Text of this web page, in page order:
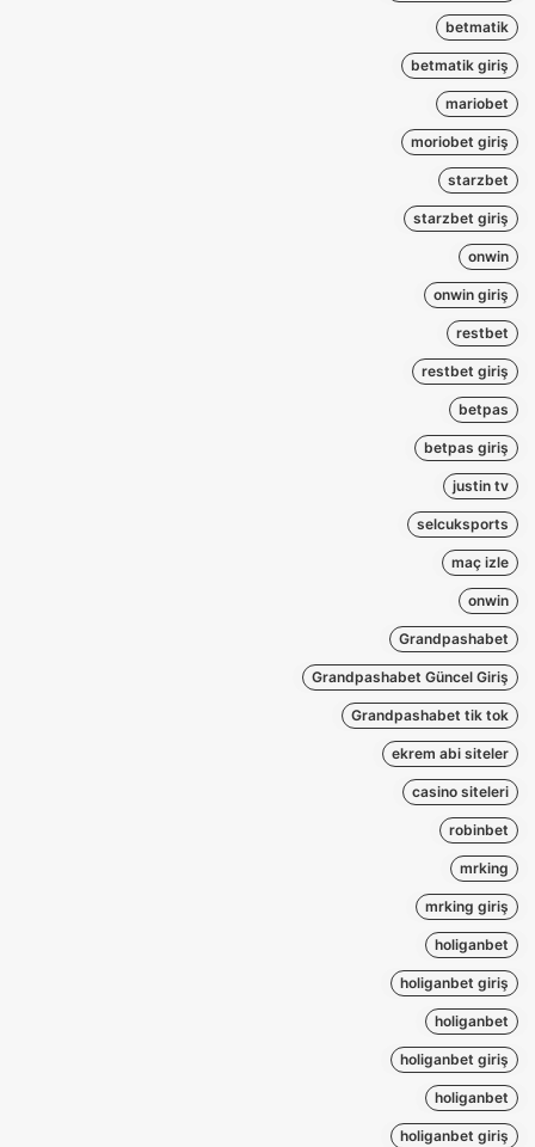
betmatik
betmatik giriş
mariobet
moriobet giriş
starzbet
starzbet giriş
onwin
onwin giriş
restbet
restbet giriş
betpas
betpas giriş
justin tv
selcuksports
maç izle
onwin
Grandpashabet
Grandpashabet Güncel Giriş
Grandpashabet tik tok
ekrem abi siteler
casino siteleri
robinbet
mrking
mrking giriş
holiganbet
holiganbet giriş
holiganbet
holiganbet giriş
holiganbet
holiganbet giriş